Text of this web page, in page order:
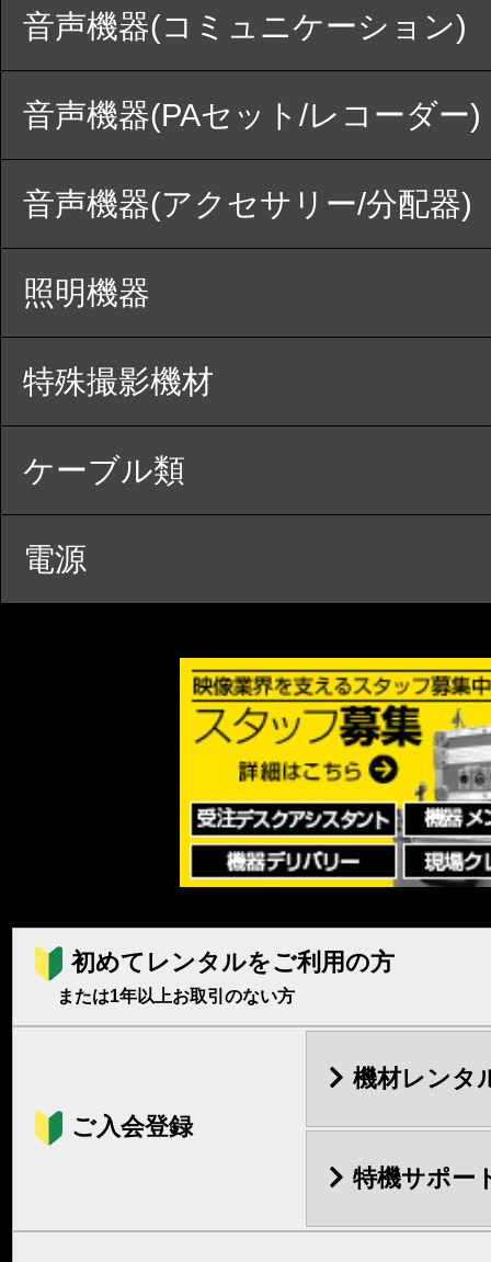
音声機器(コミュニケーション)
音声機器(PAセット/レコーダー)
音声機器(アクセサリー/分配器)
照明機器
特殊撮影機材
ケーブル類
電源
初めてレンタルをご利用の方
または1年以上お取引のない方
ご入会登録
機材レンタ
特機サポー